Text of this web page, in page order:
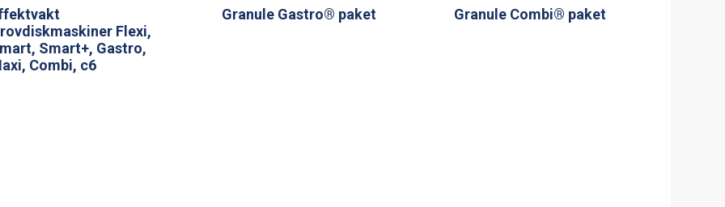
Flexi,
Smart+, Gastro,
Combi, c6
Granule Gastro® paket Granule Combi® paket